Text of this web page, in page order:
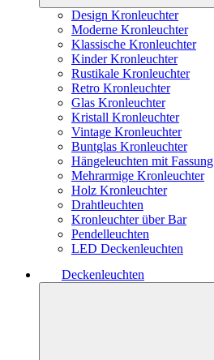
Design Kronleuchter
Moderne Kronleuchter
Klassische Kronleuchter
Kinder Kronleuchter
Rustikale Kronleuchter
Retro Kronleuchter
Glas Kronleuchter
Kristall Kronleuchter
Vintage Kronleuchter
Buntglas Kronleuchter
Hängeleuchten mit Fassung
Mehrarmige Kronleuchter
Holz Kronleuchter
Drahtleuchten
Kronleuchter über Bar
Pendelleuchten
LED Deckenleuchten
Deckenleuchten